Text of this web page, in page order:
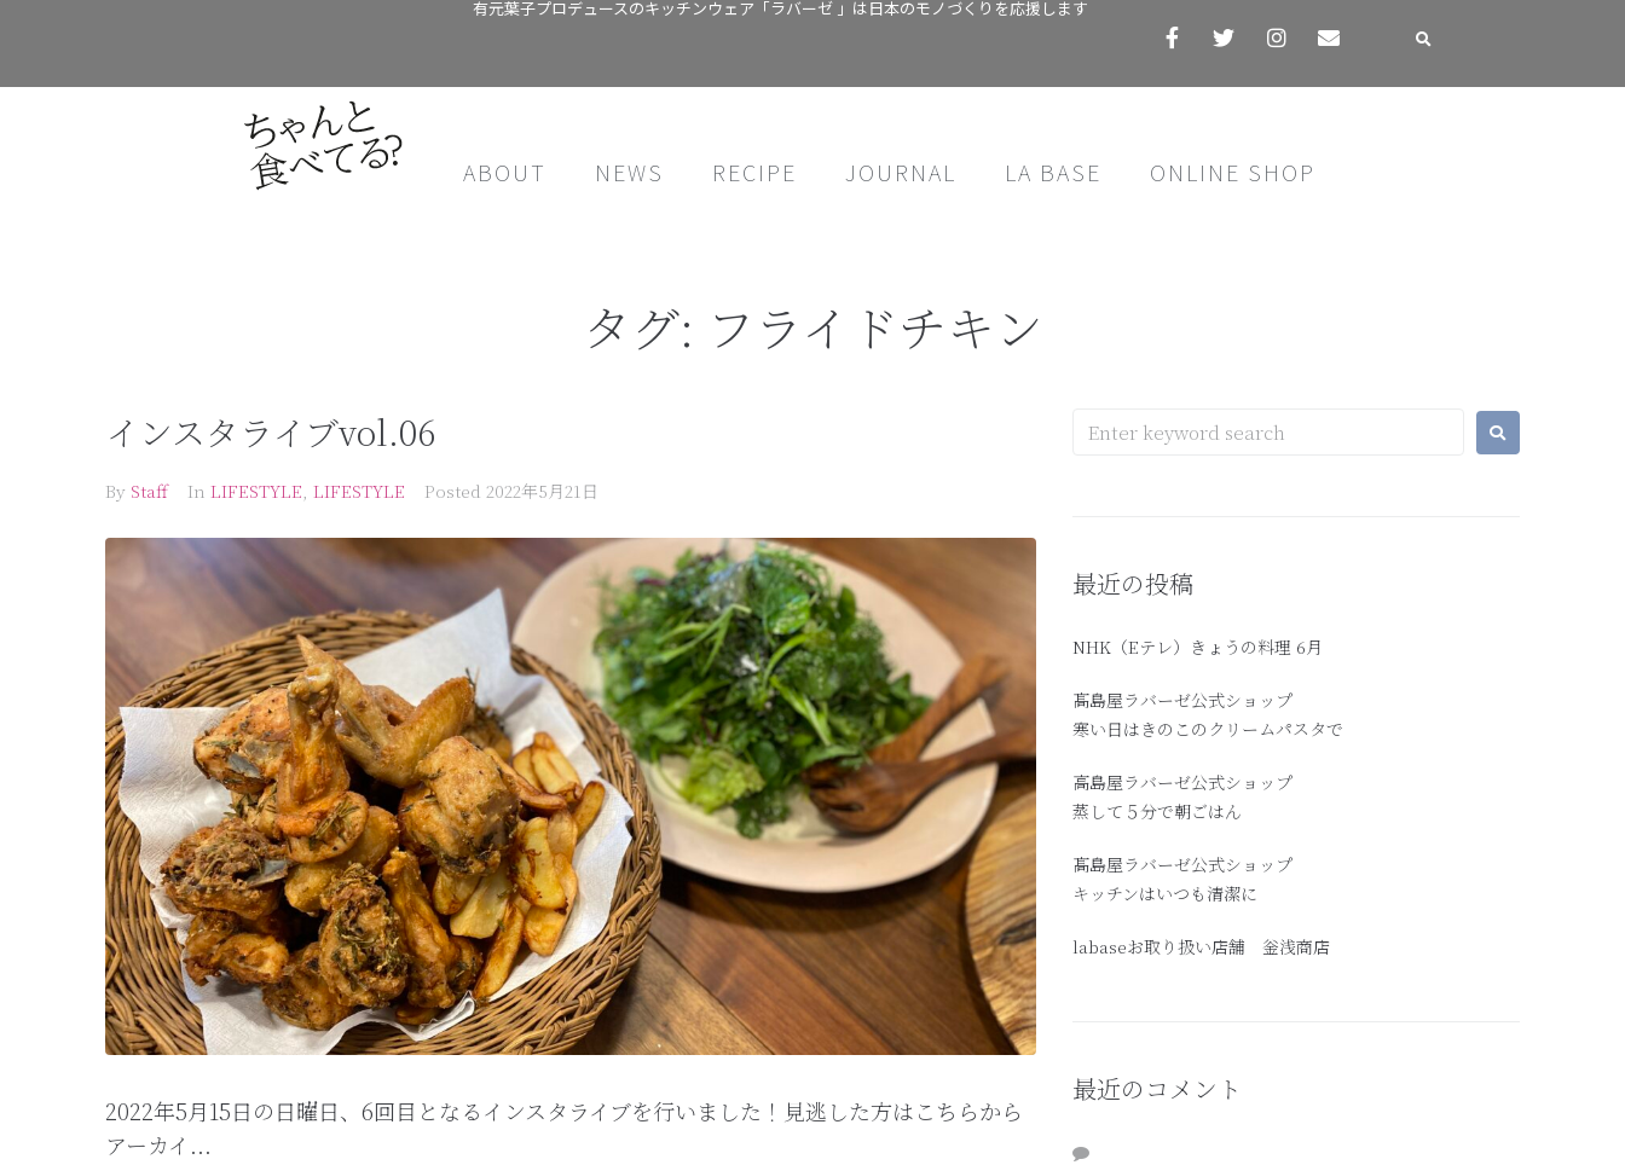
有元葉子プロデュースのキッチンウェア「ラバーゼ 」は日本のモノづくりを応援します
ABOUT NEWS RECIPE JOURNAL LA BASE ONLINE SHOP
タグ: フライドチキン
インスタライブvol.06
By Staff In LIFESTYLE, LIFESTYLE Posted 2022年5月21日
2022年5月15日の日曜日、6回目となるインスタライブを行いました！見逃した方はこちらから
アーカイ...
最近の投稿
NHK（Eテレ）きょうの料理 6月
髙島屋ラバーゼ公式ショップ
寒い日はきのこのクリームパスタで
高島屋ラバーゼ公式ショップ
蒸して５分で朝ごはん
髙島屋ラバーゼ公式ショップ
キッチンはいつも清潔に
labaseお取り扱い店舗 釡浅商店
最近のコメント